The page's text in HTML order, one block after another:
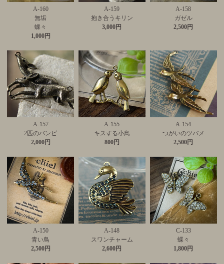
A-160
無垢
蝶々
1,000円
A-159
抱き合うキリン
3,000円
A-158
ガゼル
2,500円
A-157
2匹のバンビ
2,000円
A-155
キスする小鳥
800円
A-154
つがいのツバメ
2,500円
A-150
青い鳥
2,500円
A-148
スワンチャーム
2,600円
C-133
蝶々
1,800円